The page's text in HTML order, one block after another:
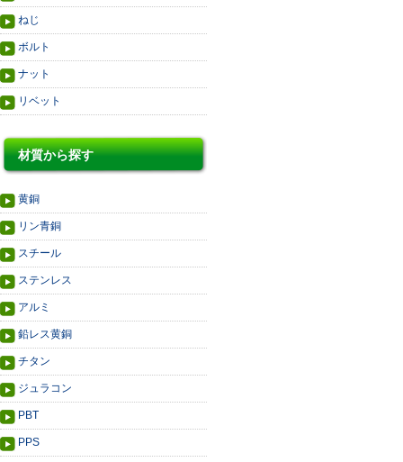
ねじ
ボルト
ナット
リベット
材質から探す
黄銅
リン青銅
スチール
ステンレス
アルミ
鉛レス黄銅
チタン
ジュラコン
PBT
PPS